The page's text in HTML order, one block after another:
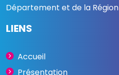
Département et de la Région
LIENS
Accueil
Présentation